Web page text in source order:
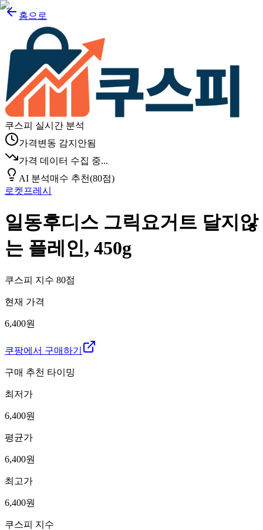
홈으로
쿠스피 실시간 분석
가격변동 감지안됨
가격 데이터 수집 중...
AI 분석매수 추천(80점)
로켓프레시
일동후디스 그릭요거트 달지않
는 플레인, 450g
쿠스피 지수 80점
현재 가격
6,400원
쿠팡에서 구매하기
구매 추천 타이밍
최저가
6,400원
평균가
6,400원
최고가
6,400원
쿠스피 지수